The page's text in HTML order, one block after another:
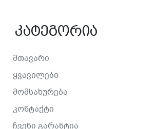
Კატეგორია
Მთავარი
Ყვავილები
Მომსახურება
Კონტაქტი
Ჩვენი Გარანტია